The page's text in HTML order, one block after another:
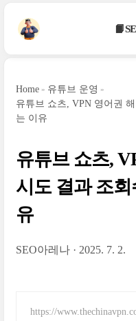
Home
유튜브 운영
유튜브 쇼츠, VPN 영어권
는 이유
유튜브 쇼츠,
시도 결과 조회
유
SEO아레나 2025. 7. 2.
https://